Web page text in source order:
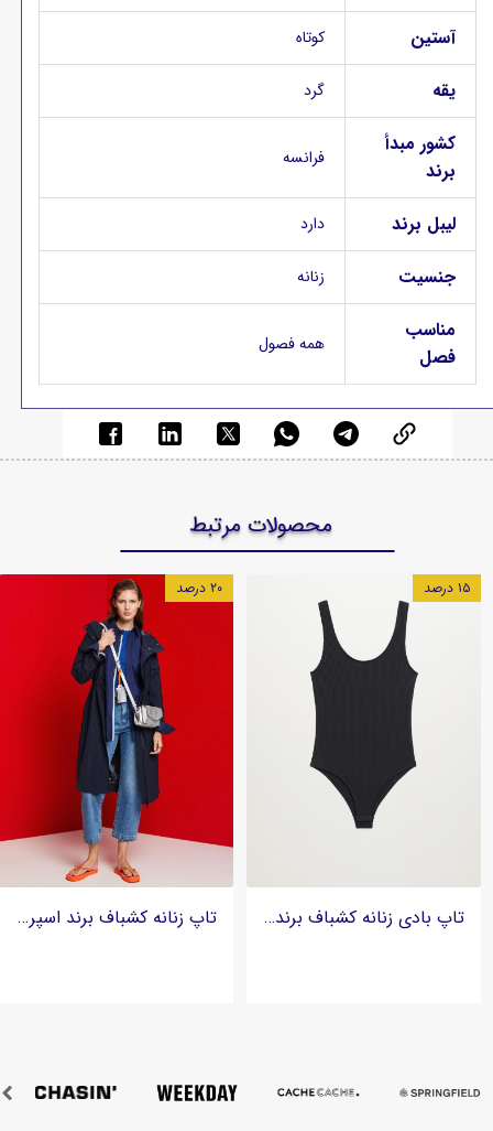
آستین کوتاه
یقه گرد
کشور مبدأ
برند
فرانسه
لیبل برند دارد
جنسیت زنانه
مناسب
فصل
همه فصول
تاپ زنانه کشباف برند اسپریت Esprit - جزئیات رافل
۲۰ درصد
تاپ بادی زنانه کشباف برند منگو Mango - بافت طنابی
۱۵ درصد
محصولات مرتبط